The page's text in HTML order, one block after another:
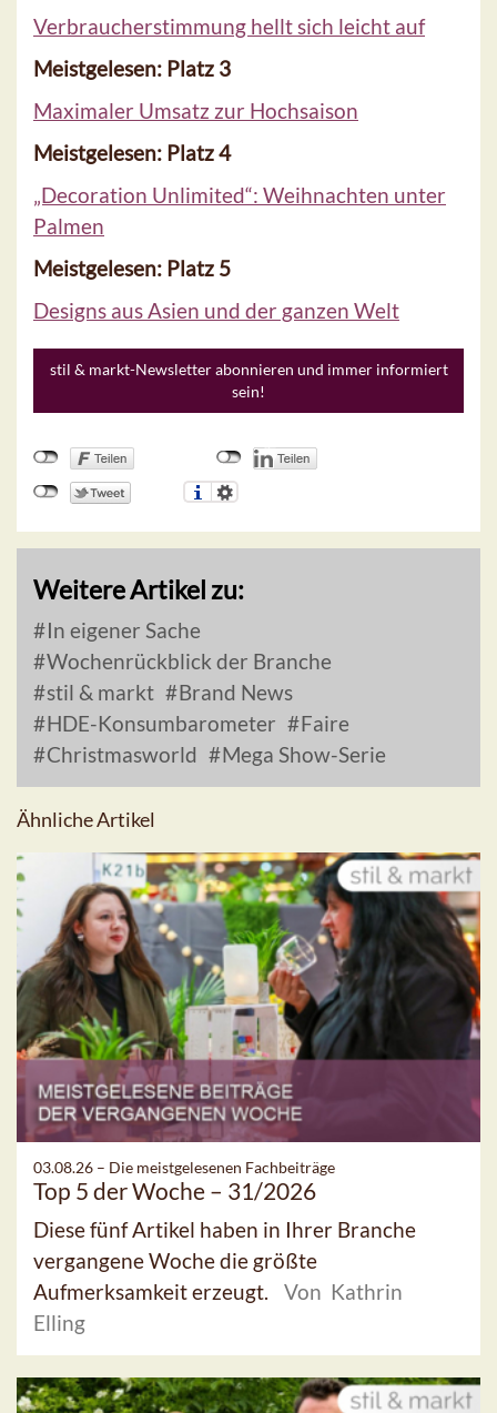
Verbraucherstimmung hellt sich leicht auf
Meistgelesen: Platz 3
Maximaler Umsatz zur Hochsaison
Meistgelesen: Platz 4
„Decoration Unlimited“: Weihnachten unter
Palmen
Meistgelesen: Platz 5
Designs aus Asien und der ganzen Welt
stil & markt-Newsletter abonnieren und immer informiert
sein!
Weitere Artikel zu:
In eigener Sache
Wochenrückblick der Branche
stil & markt
Brand News
HDE-Konsumbarometer
Faire
Christmasworld
Mega Show-Serie
Ähnliche Artikel
03.08.26 – Die meistgelesenen Fachbeiträge
Top 5 der Woche – 31/2026
Diese fünf Artikel haben in Ihrer Branche
vergangene Woche die größte
Aufmerksamkeit erzeugt.
Von Kathrin
Elling